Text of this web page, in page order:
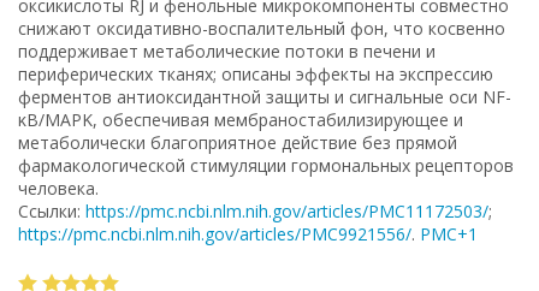
оксикислоты RJ и фенольные микрокомпоненты совместно
снижают оксидативно-воспалительный фон, что косвенно
поддерживает метаболические потоки в печени и
периферических тканях; описаны эффекты на экспрессию
ферментов антиоксидантной защиты и сигнальные оси NF-
κB/MAPK, обеспечивая мембраностабилизирующее и
метаболически благоприятное действие без прямой
фармакологической стимуляции гормональных рецепторов
человека.
Ссылки: https://pmc.ncbi.nlm.nih.gov/articles/PMC11172503/;
https://pmc.ncbi.nlm.nih.gov/articles/PMC9921556/. PMC+1